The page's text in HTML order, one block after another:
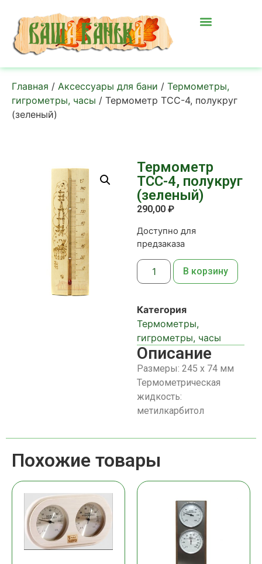
Главная / Аксессуары для бани / Термометры,
гигрометры, часы / Термометр ТСС-4, полукруг
(зеленый)
Термометр
ТСС-4, полукруг
(зеленый)
290,00 ₽
Доступно для
предзаказа
В корзину
Категория
Термометры,
гигрометры, часы
Описание
Размеры: 245 х 74 мм
Термометрическая
жидкость:
метилкарбитол
Похожие товары